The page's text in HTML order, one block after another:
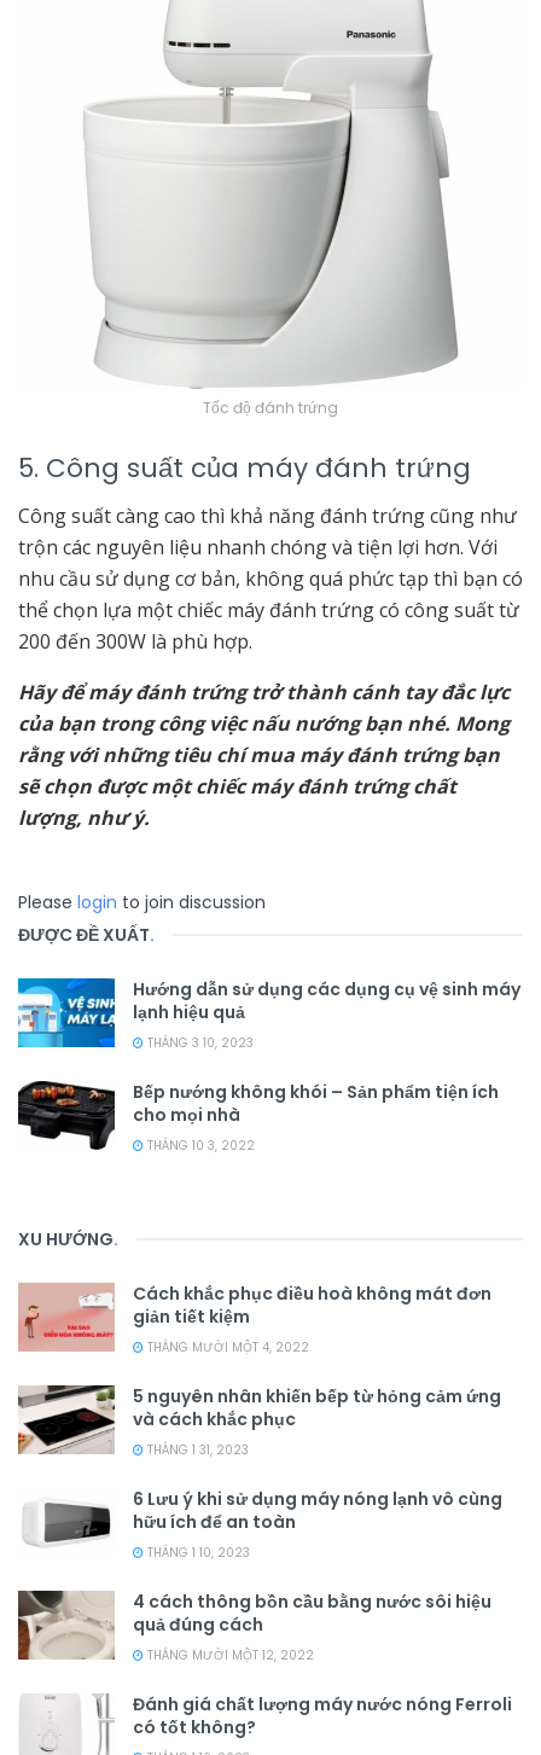
Tốc độ đánh trứng
5. Công suất của máy đánh trứng
Công suất càng cao thì khả năng đánh trứng cũng như
trộn các nguyên liệu nhanh chóng và tiện lợi hơn. Với
nhu cầu sử dụng cơ bản, không quá phức tạp thì bạn có
thể chọn lựa một chiếc máy đánh trứng có công suất từ
200 đến 300W là phù hợp.
Hãy để máy đánh trứng trở thành cánh tay đắc lực
của bạn trong công việc nấu nướng bạn nhé. Mong
rằng với những tiêu chí mua máy đánh trứng bạn
sẽ chọn được một chiếc máy đánh trứng chất
lượng, như ý.
Please login to join discussion
ĐƯỢC ĐỀ XUẤT.
Hướng dẫn sử dụng các dụng cụ vệ sinh máy
lạnh hiệu quả
THÁNG 3 10, 2023
Bếp nướng không khói – Sản phẩm tiện ích
cho mọi nhà
THÁNG 10 3, 2022
XU HƯỚNG.
Cách khắc phục điều hoà không mát đơn
giản tiết kiệm
THÁNG MƯỜI MỘT 4, 2022
5 nguyên nhân khiến bếp từ hỏng cảm ứng
và cách khắc phục
THÁNG 1 31, 2023
6 Lưu ý khi sử dụng máy nóng lạnh vô cùng
hữu ích để an toàn
THÁNG 1 10, 2023
4 cách thông bồn cầu bằng nước sôi hiệu
quả đúng cách
THÁNG MƯỜI MỘT 12, 2022
Đánh giá chất lượng máy nước nóng Ferroli
có tốt không?